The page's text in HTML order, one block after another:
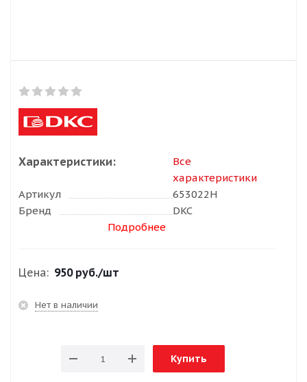
Характеристики:
Все
характеристики
Артикул
653022H
Бренд
DKC
Подробнее
Цена: 950 руб./шт
Нет в наличии
Купить